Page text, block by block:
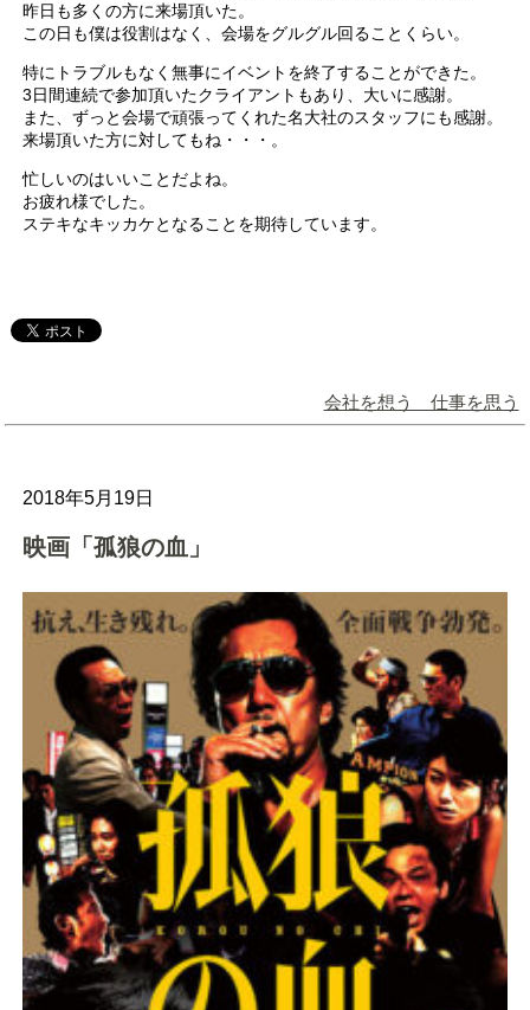
昨日も多くの方に来場頂いた。
この日も僕は役割はなく、会場をグルグル回ることくらい。
特にトラブルもなく無事にイベントを終了することができた。
3日間連続で参加頂いたクライアントもあり、大いに感謝。
また、ずっと会場で頑張ってくれた名大社のスタッフにも感謝。
来場頂いた方に対してもね・・・。
忙しいのはいいことだよね。
お疲れ様でした。
ステキなキッカケとなることを期待しています。
会社を想う 仕事を思う
2018年5月19日
映画「孤狼の血」